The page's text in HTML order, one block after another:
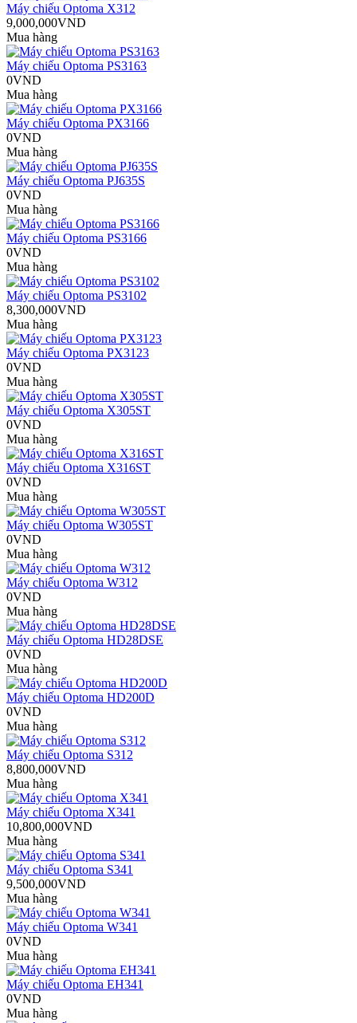
Máy chiếu Optoma X312
9,000,000VND
Mua hàng
Máy chiếu Optoma PS3163
0VND
Mua hàng
Máy chiếu Optoma PX3166
0VND
Mua hàng
Máy chiếu Optoma PJ635S
0VND
Mua hàng
Máy chiếu Optoma PS3166
0VND
Mua hàng
Máy chiếu Optoma PS3102
8,300,000VND
Mua hàng
Máy chiếu Optoma PX3123
0VND
Mua hàng
Máy chiếu Optoma X305ST
0VND
Mua hàng
Máy chiếu Optoma X316ST
0VND
Mua hàng
Máy chiếu Optoma W305ST
0VND
Mua hàng
Máy chiếu Optoma W312
0VND
Mua hàng
Máy chiếu Optoma HD28DSE
0VND
Mua hàng
Máy chiếu Optoma HD200D
0VND
Mua hàng
Máy chiếu Optoma S312
8,800,000VND
Mua hàng
Máy chiếu Optoma X341
10,800,000VND
Mua hàng
Máy chiếu Optoma S341
9,500,000VND
Mua hàng
Máy chiếu Optoma W341
0VND
Mua hàng
Máy chiếu Optoma EH341
0VND
Mua hàng